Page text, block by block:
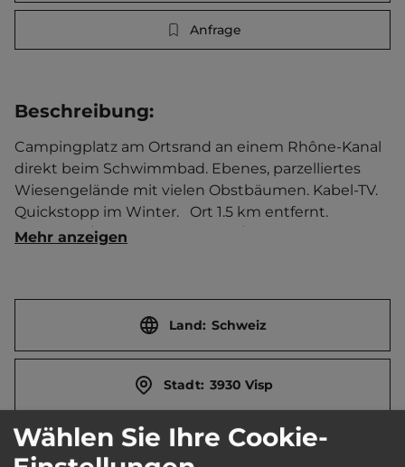
Anfrage
Beschreibung:
Campingplatz am Ortsrand an einem Rhône-Kanal
direkt beim Schwimmbad. Ebenes, parzelliertes
Wiesengelände mit vielen Obstbäumen. Kabel-TV.
Quickstopp im Winter.   Ort 1.5 km entfernt.
Touristen-/Dauerstellplätze 180/0.
Mehr anzeigen
Land: Schweiz
Stadt: 3930 Visp
Straße: Mühleye 7
Wählen Sie Ihre Cookie-